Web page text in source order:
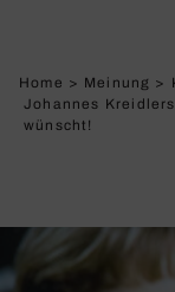
Home > Meinung >
Johannes
wünscht!